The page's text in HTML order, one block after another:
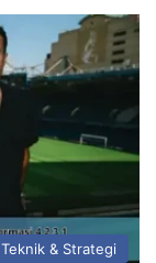
Teknik & Strategi